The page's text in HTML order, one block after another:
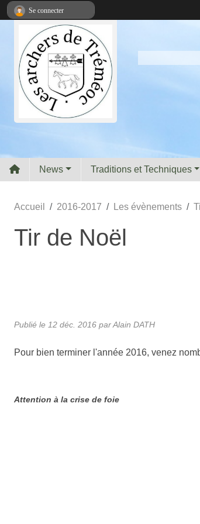
News Traditions et Techniques
Accueil 2016-2017 Les évènements
Tir de Noël
Publié le 12 déc. 2016 par Alain DATH
Pour bien terminer l'année 2016, venez
Attention à la crise de foie
Se connecter
Panneau de gestion des cookies